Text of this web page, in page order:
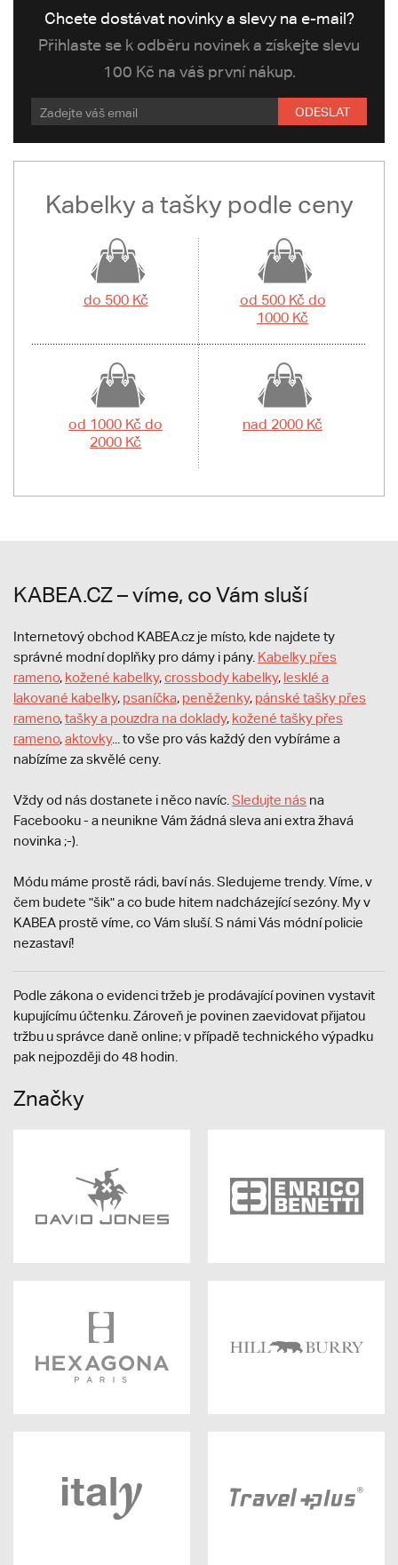
Chcete dostávat novinky a slevy na e-mail?
Přihlaste se k odběru novinek a získejte slevu
100 Kč na váš první nákup.
ODESLAT
Kabelky a tašky podle ceny
do 500 Kč
od 500 Kč do
1000 Kč
od 1000 Kč do
2000 Kč
nad 2000 Kč
KABEA.CZ – víme, co Vám sluší
Internetový obchod KABEA.cz je místo, kde najdete ty
správné modní doplňky pro dámy i pány. Kabelky přes
rameno, kožené kabelky,crossbody kabelky, lesklé a
lakované kabelky, psaníčka, peněženky, pánské tašky přes
rameno,tašky a pouzdra na doklady, kožené tašky přes
rameno,aktovky... to vše pro vás každý den vybíráme a
nabízíme za skvělé ceny.
Vždy od nás dostanete i něco navíc. Sledujte nás na
Facebooku - a neunikne Vám žádná sleva ani extra žhavá
novinka ;-).
Módu máme prostě rádi, baví nás. Sledujeme trendy. Víme, v
čem budete "šik" a co bude hitem nadcházející sezóny. My v
KABEA prostě víme, co Vám sluší. S námi Vás módní policie
nezastaví!
Podle zákona o evidenci tržeb je prodávající povinen vystavit
kupujícímu účtenku. Zároveň je povinen zaevidovat přijatou
tržbu u správce daně online; v případě technického výpadku
pak nejpozději do 48 hodin.
Značky